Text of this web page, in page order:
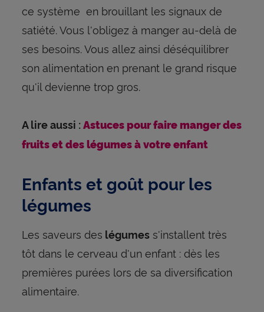
ce système en brouillant les signaux de
satiété. Vous l'obligez à manger au-delà de
ses besoins. Vous allez ainsi déséquilibrer
son alimentation en prenant le grand risque
qu'il devienne trop gros.
A lire aussi : Astuces pour faire manger des
fruits et des légumes à votre enfant
Enfants et goût pour les
légumes
Les saveurs des légumess'installent très
tôt dans le cerveau d'un enfant : dès les
premières purées lors de sa diversification
alimentaire.